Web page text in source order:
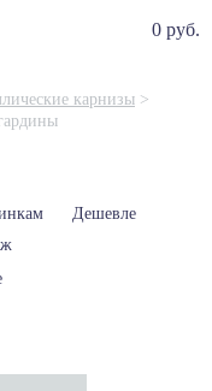
0 руб.
карнизы >
Дешевле